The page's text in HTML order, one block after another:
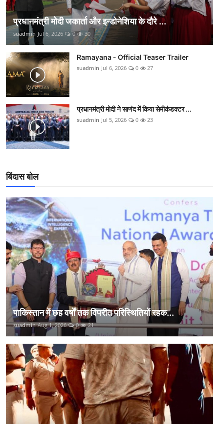
प्रधानमंत्री मोदी जकार्ता और इन्डोनेशिया के दौरे ...
suadmin Jul 6, 2026 0 30
Ramayana - Official Teaser Trailer
suadmin Jul 6, 2026 0 27
प्रधानमंत्री मोदी ने साणंद में किया सेमीकंडक्टर ...
suadmin Jul 5, 2026 0 23
बिंदास बोल
पाकिस्तान में छह वर्षों तक विपरीत परिस्थितियों रहक...
suadmin Aug 1, 2026 0 21